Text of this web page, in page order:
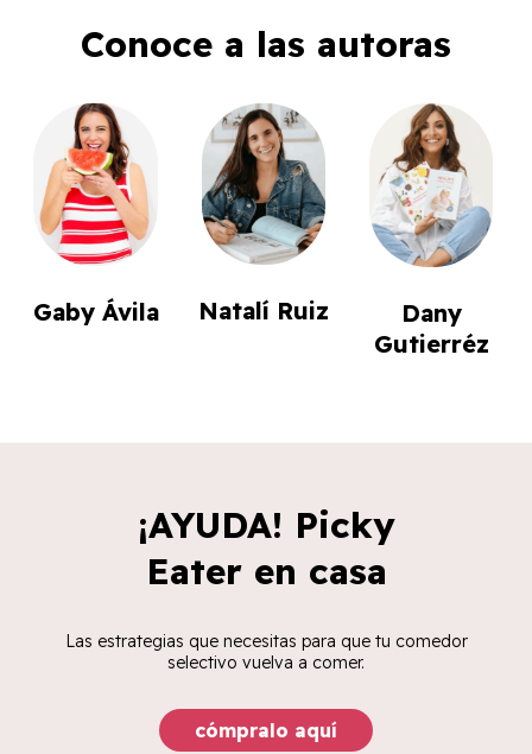
Conoce a las autoras
Gaby Ávila Natalí Ruiz
Dany
Gutierréz
¡AYUDA! Picky
Eater en casa
Las estrategias que necesitas para que tu comedor
selectivo vuelva a comer.
cómpralo aquí